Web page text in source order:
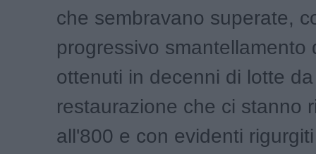
che sembravano superate,
progressivo smantellamento
ottenuti in decenni di lotte
restaurazione che ci stanno
all'800 e con evidenti